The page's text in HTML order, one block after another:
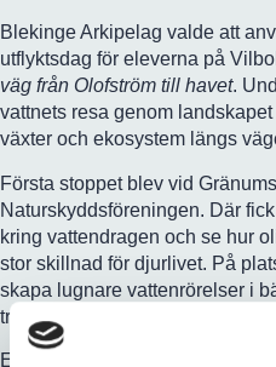
Blekinge Arkipelag valde att
utflyktsdag för eleverna på
väg från Olofström till havet.
vattnets resa genom
växter och ekosystem längs
Första stoppet blev vid
Naturskyddsföreningen. Där
kring vattendragen och se hur
stor skillnad för djurlivet. På
skapa lugnare vattenrörelser i
trivs där vattnet växlar mellan
En av dagens stora upptäckter